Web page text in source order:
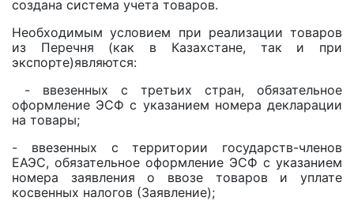
создана система учета товаров.
Необходимым условием при реализации товаров
из Перечня (как в Казахстане, так и при
экспорте)являются:
- ввезенных с третьих стран, обязательное
оформление ЭСФ с указанием номера декларации
на товары;
- ввезенных с территории государств-членов
ЕАЭС, обязательное оформление ЭСФ с указанием
номера заявления о ввозе товаров и уплате
косвенных налогов (Заявление);